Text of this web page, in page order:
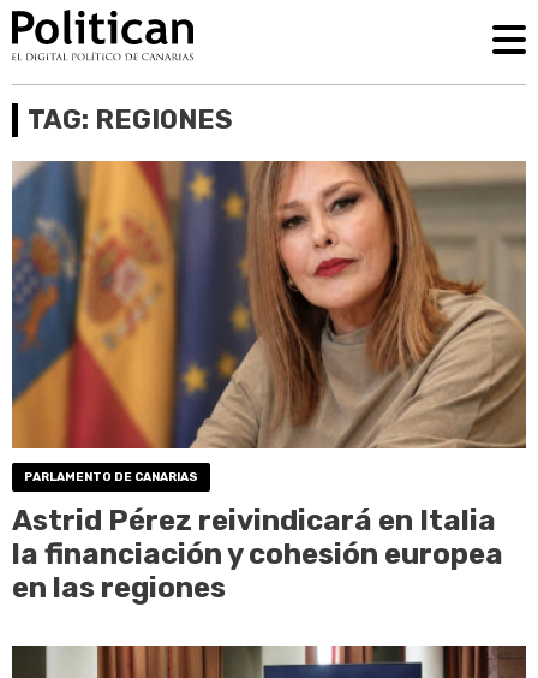
TAG: REGIONES
PARLAMENTO DE CANARIAS
Astrid Pérez reivindicará en Italia
la financiación y cohesión europea
en las regiones